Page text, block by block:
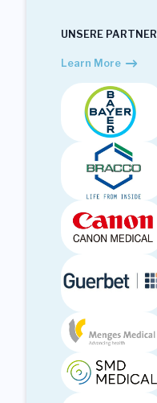
UNSERE PARTNER
Learn More